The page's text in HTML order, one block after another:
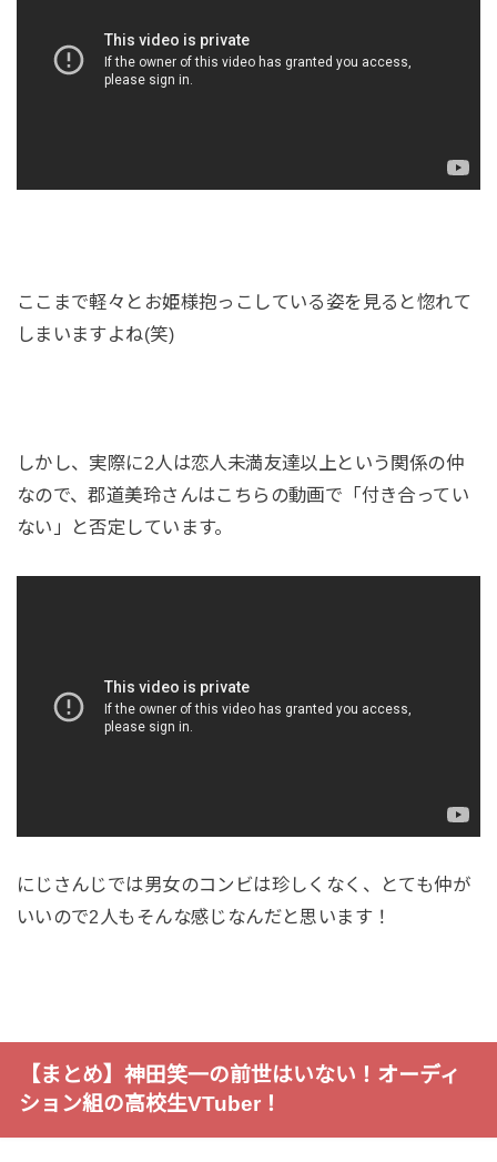
ここまで軽々とお姫様抱っこしている姿を見ると惚れて
しまいますよね(笑)
しかし、実際に2人は恋人未満友達以上という関係の仲
なので、郡道美玲さんはこちらの動画で「付き合ってい
ない」と否定しています。
にじさんじでは男女のコンビは珍しくなく、とても仲が
いいので2人もそんな感じなんだと思います！
【まとめ】神田笑一の前世はいない！オーディ
ション組の高校生VTuber！